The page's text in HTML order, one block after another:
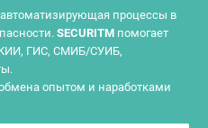
автоматизирующая процессы в
SECURITM помогает
КИИ, ГИС, СМИБ/СУИБ,
опытом и наработками